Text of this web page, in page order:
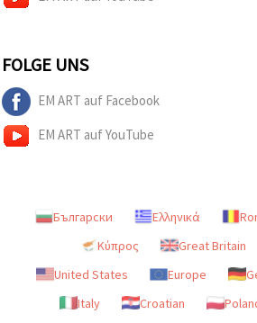
FOLGE UNS
EM ART auf Facebook
EM ART auf YouTube
Български Ελληνικά
Κύπρος
Great Britain
United States
Europe
Italy
Croatian